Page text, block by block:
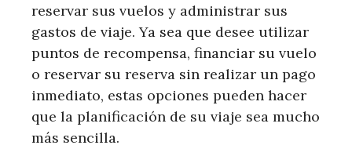
reservar sus vuelos y administrar sus
gastos de viaje. Ya sea que desee utilizar
puntos de recompensa, financiar su vuelo
o reservar su reserva sin realizar un pago
inmediato, estas opciones pueden hacer
que la planificación de su viaje sea mucho
más sencilla.